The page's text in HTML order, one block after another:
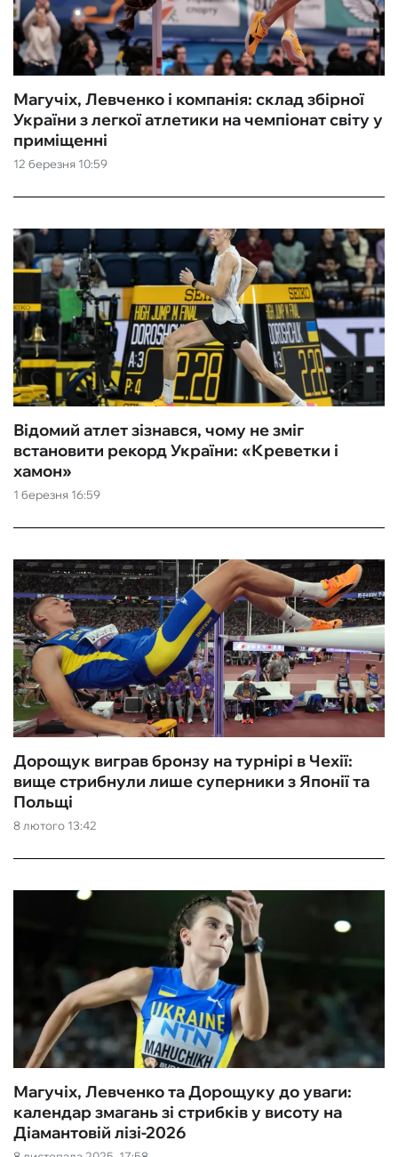
12 березня 10:59
Магучіх, Левченко і компанія: склад збірної
України з легкої атлетики на чемпіонат світу у
приміщенні
1 березня 16:59
Відомий атлет зізнався, чому не зміг
встановити рекорд України: «‎Креветки і
хамон»
8 лютого 13:42
Дорощук виграв бронзу на турнірі в Чехії:
вище стрибнули лише суперники з Японії та
Польщі
Магучіх, Левченко та Дорощуку до уваги:
календар змагань зі стрибків у висоту на
Діамантовій лізі-2026